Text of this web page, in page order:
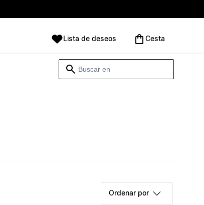
Lista de deseos Cesta
Ordenar por